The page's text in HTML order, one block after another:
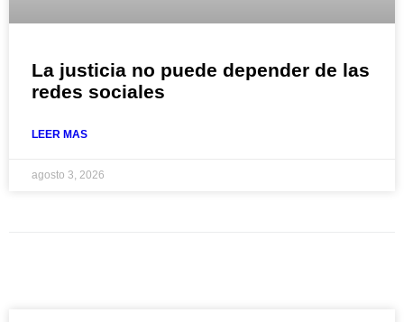
La justicia no puede depender de las
redes sociales
LEER MAS
agosto 3, 2026